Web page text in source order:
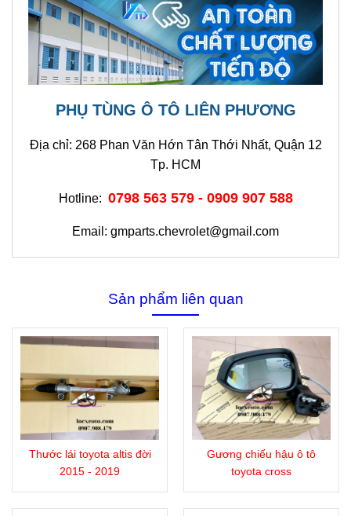
PHỤ TÙNG Ô TÔ LIÊN PHƯƠNG
Địa chỉ: 268 Phan Văn Hớn Tân Thới Nhất, Quận 12
Tp. HCM
Hotline: 0798 563 579 - 0909 907 588
Email: gmparts.chevrolet@gmail.com
Sản phẩm liên quan
Thước lái toyota altis đời
2015 - 2019
Gương chiếu hậu ô tô
toyota cross